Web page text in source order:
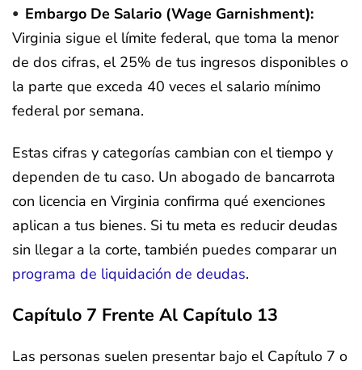
Embargo De Salario (wage Garnishment):
Virginia sigue el límite federal, que toma la menor
de dos cifras, el 25% de tus ingresos disponibles o
la parte que exceda 40 veces el salario mínimo
federal por semana.
Estas cifras y categorías cambian con el tiempo y
dependen de tu caso. Un abogado de bancarrota
con licencia en Virginia confirma qué exenciones
aplican a tus bienes. Si tu meta es reducir deudas
sin llegar a la corte, también puedes comparar un
programa de liquidación de deudas.
Capítulo 7 Frente Al Capítulo 13
Las personas suelen presentar bajo el Capítulo 7 o